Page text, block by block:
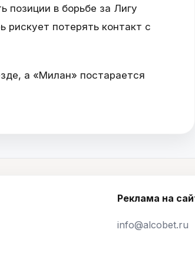
позиции в борьбе за Лигу
потерять контакт с
а «Милан» постарается
Реклама на
info@alcobet.ru